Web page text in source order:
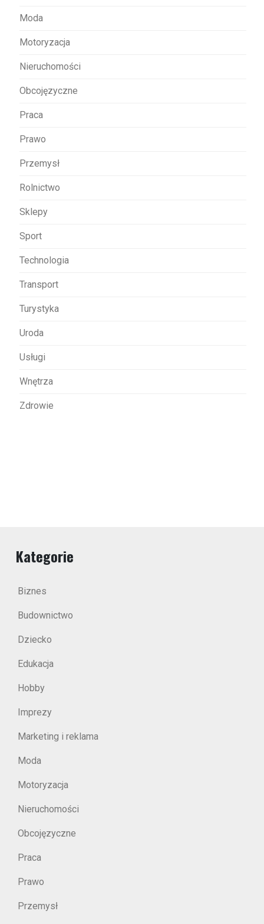
Moda
Motoryzacja
Nieruchomości
Obcojęzyczne
Praca
Prawo
Przemysł
Rolnictwo
Sklepy
Sport
Technologia
Transport
Turystyka
Uroda
Usługi
Wnętrza
Zdrowie
Kategorie
Biznes
Budownictwo
Dziecko
Edukacja
Hobby
Imprezy
Marketing i reklama
Moda
Motoryzacja
Nieruchomości
Obcojęzyczne
Praca
Prawo
Przemysł